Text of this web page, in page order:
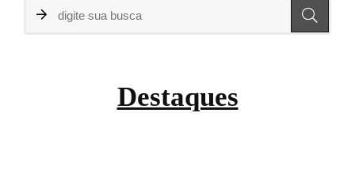
Destaques